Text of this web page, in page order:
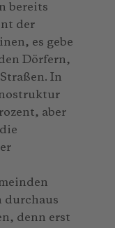
bereits
der
es gebe
Dörfern,
In
aber
durchaus
denn erst